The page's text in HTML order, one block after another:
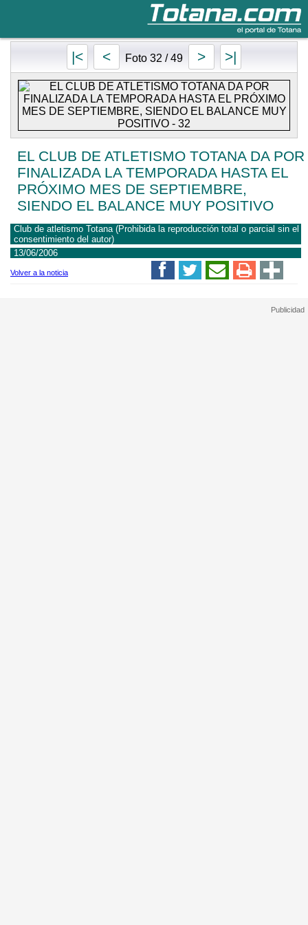
|< < Foto 32 / 49 > >|
EL CLUB DE ATLETISMO TOTANA DA POR
FINALIZADA LA TEMPORADA HASTA EL
PRÓXIMO MES DE SEPTIEMBRE,
SIENDO EL BALANCE MUY POSITIVO
Club de atletismo Totana (Prohibida la reproducción total o parcial sin el
consentimiento del autor)
13/06/2006
Volver a la noticia